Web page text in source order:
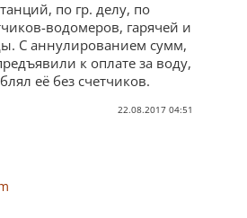
по гр. делу, по
водомеров, гарячей и
С аннулированием сумм,
к оплате за воду,
её без счетчиков.
22.08.2017 04:51